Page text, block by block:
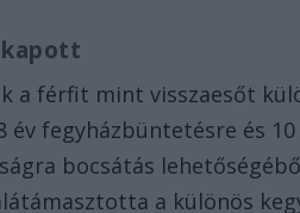
a férfit mint visszaesőt
év fegyházbüntetésre és
bocsátás
a különös